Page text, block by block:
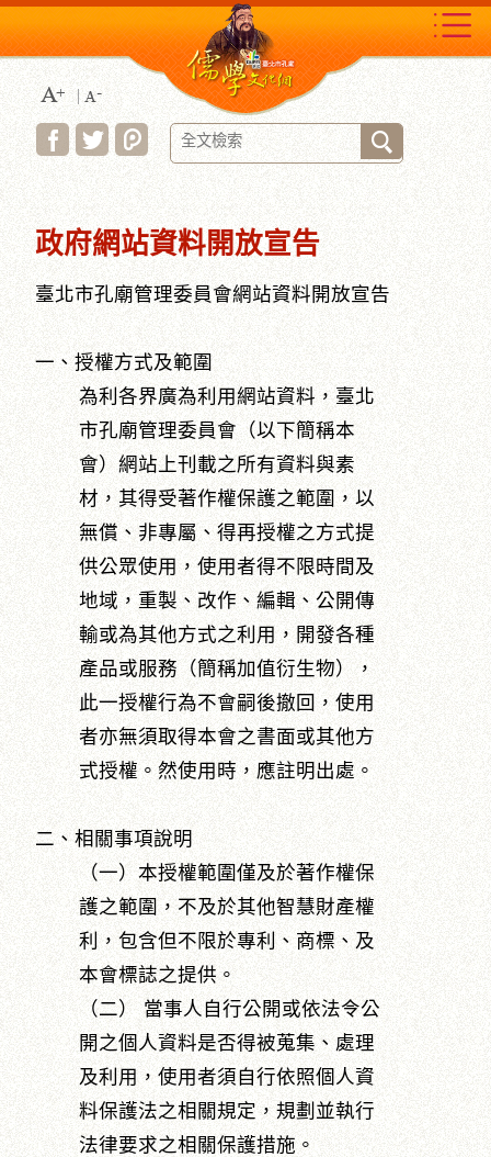
到
主
要
內
容
區
塊 :::
政府網站資料開放宣告
臺北市孔廟管理委員會網站資料開放宣告
一、授權方式及範圍
為利各界廣為利用網站資料，臺北
市孔廟管理委員會（以下簡稱本
會）網站上刊載之所有資料與素
材，其得受著作權保護之範圍，以
無償、非專屬、得再授權之方式提
供公眾使用，使用者得不限時間及
地域，重製、改作、編輯、公開傳
輸或為其他方式之利用，開發各種
產品或服務（簡稱加值衍生物），
此一授權行為不會嗣後撤回，使用
者亦無須取得本會之書面或其他方
式授權。然使用時，應註明出處。
二、相關事項說明
（一）本授權範圍僅及於著作權保
護之範圍，不及於其他智慧財產權
利，包含但不限於專利、商標、及
本會標誌之提供。
（二） 當事人自行公開或依法令公
開之個人資料是否得被蒐集、處理
及利用，使用者須自行依照個人資
料保護法之相關規定，規劃並執行
法律要求之相關保護措施。